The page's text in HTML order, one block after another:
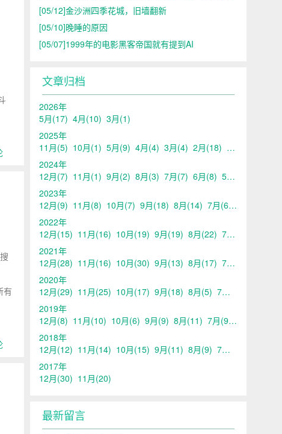
有
[05/12]金沙洲四季花城，旧墙翻新
[05/10]晚睡的原因
[05/07]1999年的电影黑客帝国就有提到AI
文章归档
2026年
5月(17) 4月(10) 3月(1)
2025年
11月(5) 10月(1) 5月(9) 4月(4) 3月(4) 2月(18) 1月
2024年
12月(7) 11月(1) 9月(2) 8月(3) 7月(7) 6月(8) 5月
2023年
12月(9) 11月(8) 10月(7) 9月(18) 8月(14) 7月(6)
2022年
12月(15) 11月(16) 10月(19) 9月(19) 8月(22) 7月
2021年
12月(28) 11月(16) 10月(30) 9月(13) 8月(17) 7月
2020年
12月(29) 11月(25) 10月(17) 9月(18) 8月(5) 7月
2019年
12月(8) 11月(10) 10月(6) 9月(9) 8月(11) 7月(9)
2018年
12月(12) 11月(14) 10月(15) 9月(11) 8月(9) 7月
2017年
12月(30) 11月(20)
最新留言